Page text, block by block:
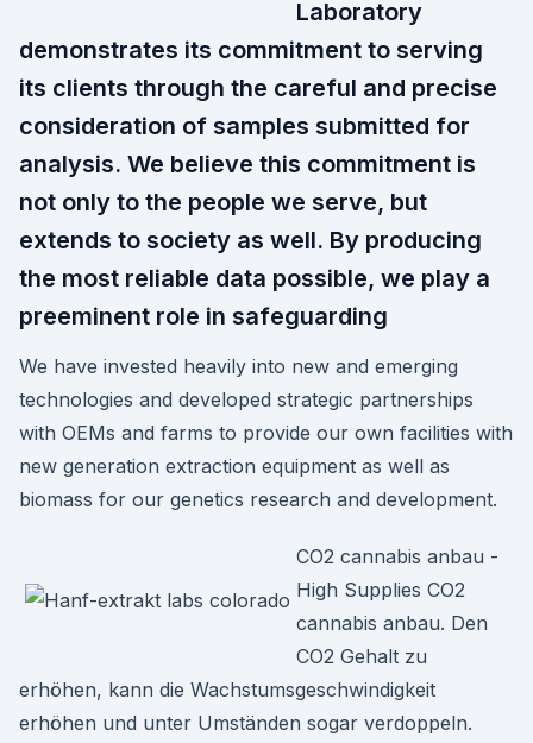
Laboratory
demonstrates its commitment to serving
its clients through the careful and precise
consideration of samples submitted for
analysis. We believe this commitment is
not only to the people we serve, but
extends to society as well. By producing
the most reliable data possible, we play a
preeminent role in safeguarding
We have invested heavily into new and emerging
technologies and developed strategic partnerships
with OEMs and farms to provide our own facilities with
new generation extraction equipment as well as
biomass for our genetics research and development.
CO2 cannabis anbau -
High Supplies CO2
cannabis anbau. Den
CO2 Gehalt zu
erhöhen, kann die Wachstumsgeschwindigkeit
erhöhen und unter Umständen sogar verdoppeln.